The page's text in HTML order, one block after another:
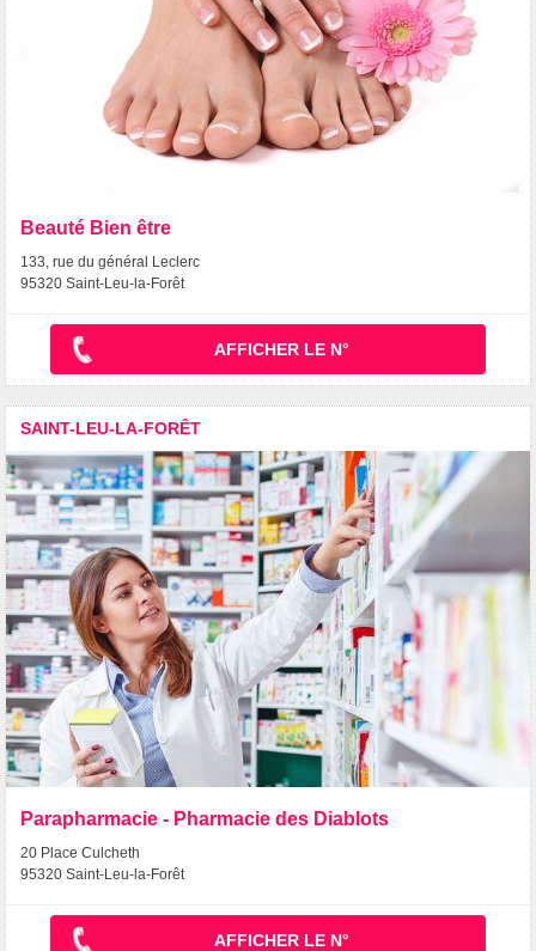
Beauté Bien être
133, rue du général Leclerc
95320 Saint-Leu-la-Forêt
AFFICHER LE N°
SAINT-LEU-LA-FORÊT
Parapharmacie - Pharmacie des Diablots
20 Place Culcheth
95320 Saint-Leu-la-Forêt
AFFICHER LE N°